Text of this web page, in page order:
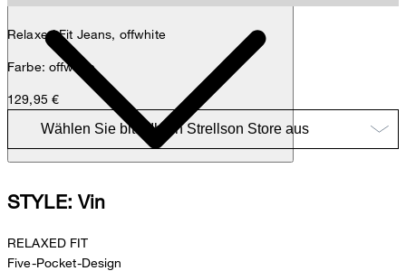
Relaxed Fit Jeans, offwhite
Farbe: offwhite
129,95 €
STYLE: Vin
RELAXED FIT
Five-Pocket-Design